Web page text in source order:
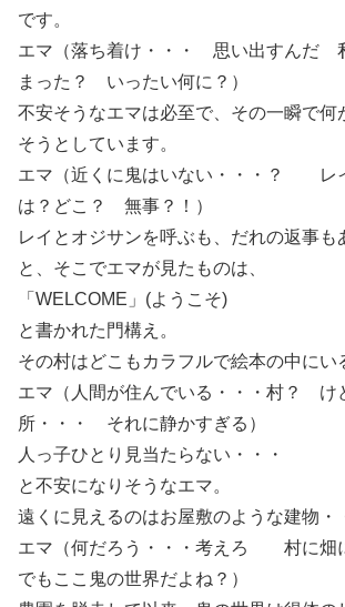
です。
エマ（落ち着け・・・ 思い出すんだ
まった？ いったい何に？）
不安そうなエマは必至で、その一瞬で何
そうとしています。
エマ（近くに鬼はいない・・・？ レ
は？どこ？ 無事？！）
レイとオジサンを呼ぶも、だれの返事も
と、そこでエマが見たものは、
「WELCOME」(ようこそ)
と書かれた門構え。
その村はどこもカラフルで絵本の中にい
エマ（人間が住んでいる・・・村？ け
所・・・ それに静かすぎる）
人っ子ひとり見当たらない・・・
と不安になりそうなエマ。
遠くに見えるのはお屋敷のような建物・
エマ（何だろう・・・考えろ 村に
でもここ鬼の世界だよね？）